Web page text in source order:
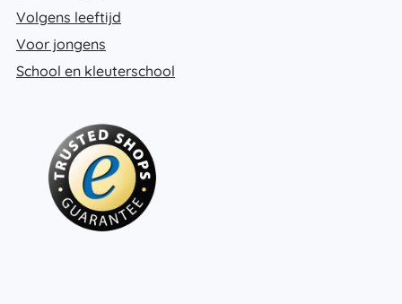
Volgens leeftijd
Voor jongens
School en kleuterschool